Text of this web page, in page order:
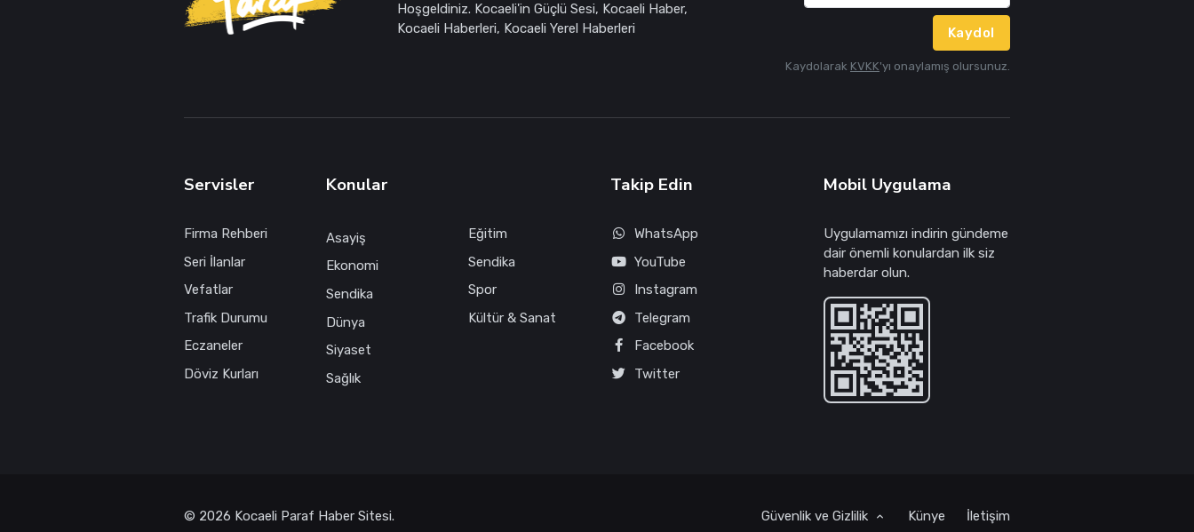
Hoşgeldiniz. Kocaeli'in Güçlü Sesi, Kocaeli Haber,
Kocaeli Haberleri, Kocaeli Yerel Haberleri
Kaydol
Kaydolarak KVKK'yı onaylamış olursunuz.
Servisler
Firma Rehberi
Seri İlanlar
Vefatlar
Trafik Durumu
Eczaneler
Döviz Kurları
Konular
Asayiş
Ekonomi
Sendika
Dünya
Siyaset
Sağlık
Eğitim
Sendika
Spor
Kültür & Sanat
Takip Edin
WhatsApp
YouTube
Instagram
Telegram
Facebook
Twitter
Mobil Uygulama
Uygulamamızı indirin gündeme
dair önemli konulardan ilk siz
haberdar olun.
© 2026 Kocaeli Paraf Haber Sitesi. Güvenlik ve Gizlilik Künye İletişim